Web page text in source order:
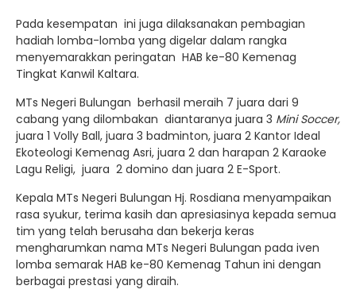
Pada kesempatan ini juga dilaksanakan pembagian
hadiah lomba-lomba yang digelar dalam rangka
menyemarakkan peringatan HAB ke-80 Kemenag
Tingkat Kanwil Kaltara.
MTs Negeri Bulungan berhasil meraih 7 juara dari 9
cabang yang dilombakan diantaranya juara 3 Mini Soccer,
juara 1 Volly Ball, juara 3 badminton, juara 2 Kantor Ideal
Ekoteologi Kemenag Asri, juara 2 dan harapan 2 Karaoke
Lagu Religi, juara 2 domino dan juara 2 E-Sport.
Kepala MTs Negeri Bulungan Hj. Rosdiana menyampaikan
rasa syukur, terima kasih dan apresiasinya kepada semua
tim yang telah berusaha dan bekerja keras
mengharumkan nama MTs Negeri Bulungan pada iven
lomba semarak HAB ke-80 Kemenag Tahun ini dengan
berbagai prestasi yang diraih.